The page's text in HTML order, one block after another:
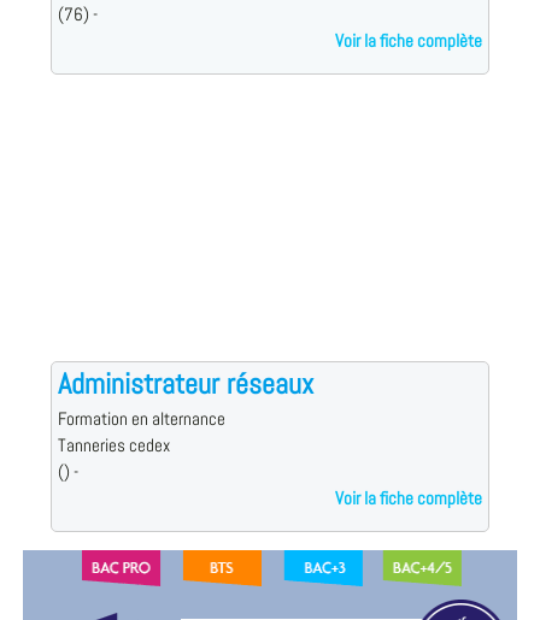
(76) -
Voir la fiche complète
Administrateur réseaux
Formation en alternance
Tanneries cedex
() -
Voir la fiche complète